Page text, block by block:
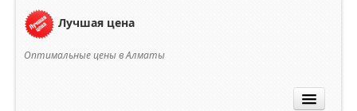
Лучшая цена
Оптимальные цены в Алматы